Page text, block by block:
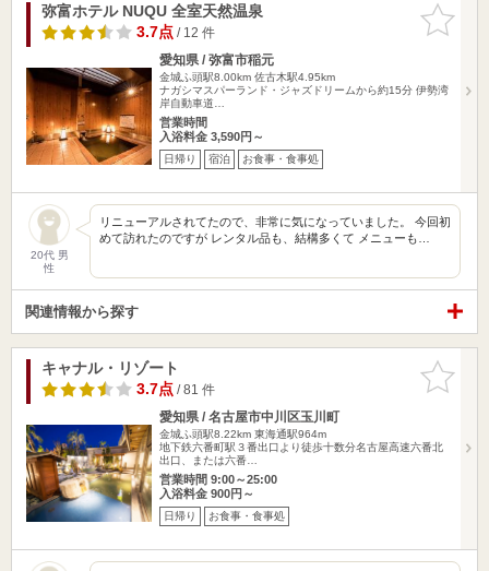
お気に入
りに追加
弥富ホテル NUQU 全室天然温泉
3.7点/ 12 件
愛知県 / 弥富市稲元
金城ふ頭駅8.00km 佐古木駅4.95km
ナガシマスパーランド・ジャズドリームから約15分 伊勢湾
岸自動車道…
営業時間
入浴料金 3,590円～
日帰り 宿泊 お食事・食事処
20代 男
性
リニューアルされてたので、非常に気になっていました。 今回初
めて訪れたのですが レンタル品も、結構多くて メニューも…
関連情報から探す
お気に入
りに追加
キャナル・リゾート
3.7点/ 81 件
愛知県 / 名古屋市中川区玉川町
金城ふ頭駅8.22km 東海通駅964m
地下鉄六番町駅３番出口より徒歩十数分名古屋高速六番北
出口、または六番…
営業時間 9:00～25:00
入浴料金 900円～
日帰り お食事・食事処